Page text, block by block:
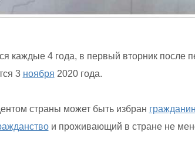
4 года, в первый вторник после
3 ноября 2020 года.
страны может быть избран
и проживающий в стране не